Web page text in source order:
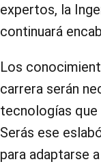
expertos, la
continuará
Los
carrera serán
tecnologías que
Serás ese
para adaptarse